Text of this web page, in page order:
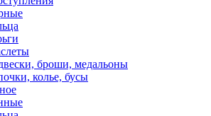
броши, медальоны
колье, бусы